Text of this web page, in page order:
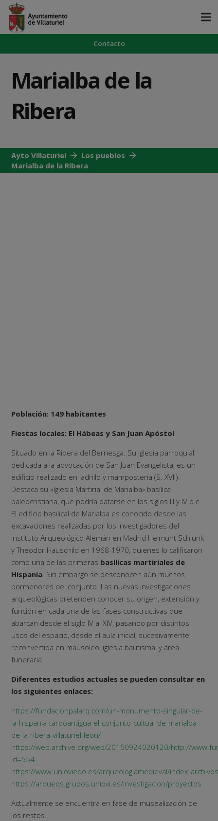
Contacto
Marialba de la
Ribera
Ayto Villaturiel
Los pueblos
Marialba de la Ribera
Población: 149 habitantes
Fiestas locales: El Hábeas y San Juan Apóstol
Situado en la Ribera del Bernesga. Su iglesia parroquial
dedicada a la advocación de San Juan Evangelista, es un
edificio realizado en ladrillo y mampostería (S. XVII).
Destaca su «Iglesia Martirial de Marialba» basílica
paleocristiana, que podría datarse en los siglos III y IV d.c.
El edificio basilical de Marialba es conocido desde las
excavaciones realizadas por los investigadores del
Instituto Arqueológico Alemán en Madrid Helmunt Schlunk
y Theodor Hauschild en 1968-1970, quienes lo calificaron
como una de las primeras basílicas martiriales de
Hispania. Sin embargo se desconocen aún muchos
pormenores del conjunto. Las nuevas investigaciones
arqueológicas pretenden conocer su origen, extensión y
función en cada una de las fases constructivas que
abarcan desde el siglo IV al XIV, pasando por distintos
usos del espacio, desde el aula inicial, sucesivamente
reconvertida en mausoleo, iglesia bautismal y área
funeraria.
Diferentes estudios actuales se pueden consultar en
los siguientes enlaces:
https://fundacionpalarq.com/un-monumento-singular-de-
la-hispania-tardoantigua-el-conjunto-cultual-de-marialba-
de-la-ribera-villaturiel-leon/
https://web.archive.org/web/20150924020120/http://
id=554
https://www.unioviedo.es/arqueologiamedieval/
https://arqueos.grupos.uniovi.es/investigacion/proyectos
Actualmente se encuentra en fase de musealización de
los restos.